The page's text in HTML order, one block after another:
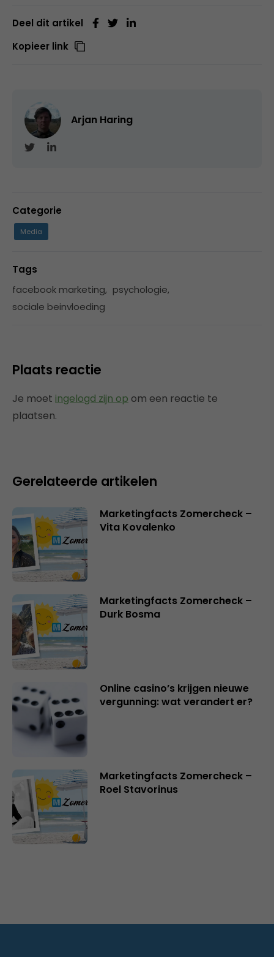
Deel dit artikel
Kopieer link
Arjan Haring
Categorie
Media
Tags
facebook marketing, psychologie,
sociale beinvloeding
Plaats reactie
Je moet ingelogd zijn op om een reactie te
plaatsen.
Gerelateerde artikelen
Marketingfacts Zomercheck –
Vita Kovalenko
Marketingfacts Zomercheck –
Durk Bosma
Online casino’s krijgen nieuwe
vergunning: wat verandert er?
Marketingfacts Zomercheck –
Roel Stavorinus